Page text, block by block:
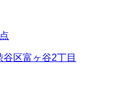
区富ヶ谷2丁目